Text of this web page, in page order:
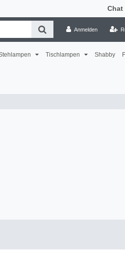
Chat
Anmelden
Tischlampen Shabby